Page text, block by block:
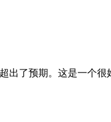
了预期。这是一个很